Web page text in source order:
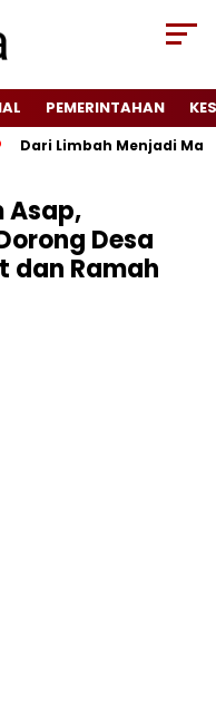
PEMERINTAHAN
Limbah Menjadi
Asap,
Desa
dan Ramah